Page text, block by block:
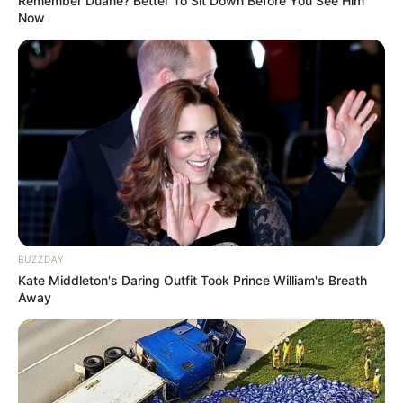
gyors, kényelmes bevásárlás ,
helyi munkaerő alkalmazása
A lánc célja, hogynemcsak importált brandként,
hanem
magyar csapatokkal és
beszállítókkalműködjön, ezzel erősítve a regionális
gazdaságot is.
Mikor nyithat meg az első bolt?
A jelenlegi tervek szerint az első Kaufland
Az előkészületek már zajlanak – a terület kijelölése,
a beszállítói egyeztetések és a logisztikai hálózat
összehangolása is folyamatban van.
Now
BUZZDAY
Kate Middleton's Daring Outfit Took Prince William's Breath
Away